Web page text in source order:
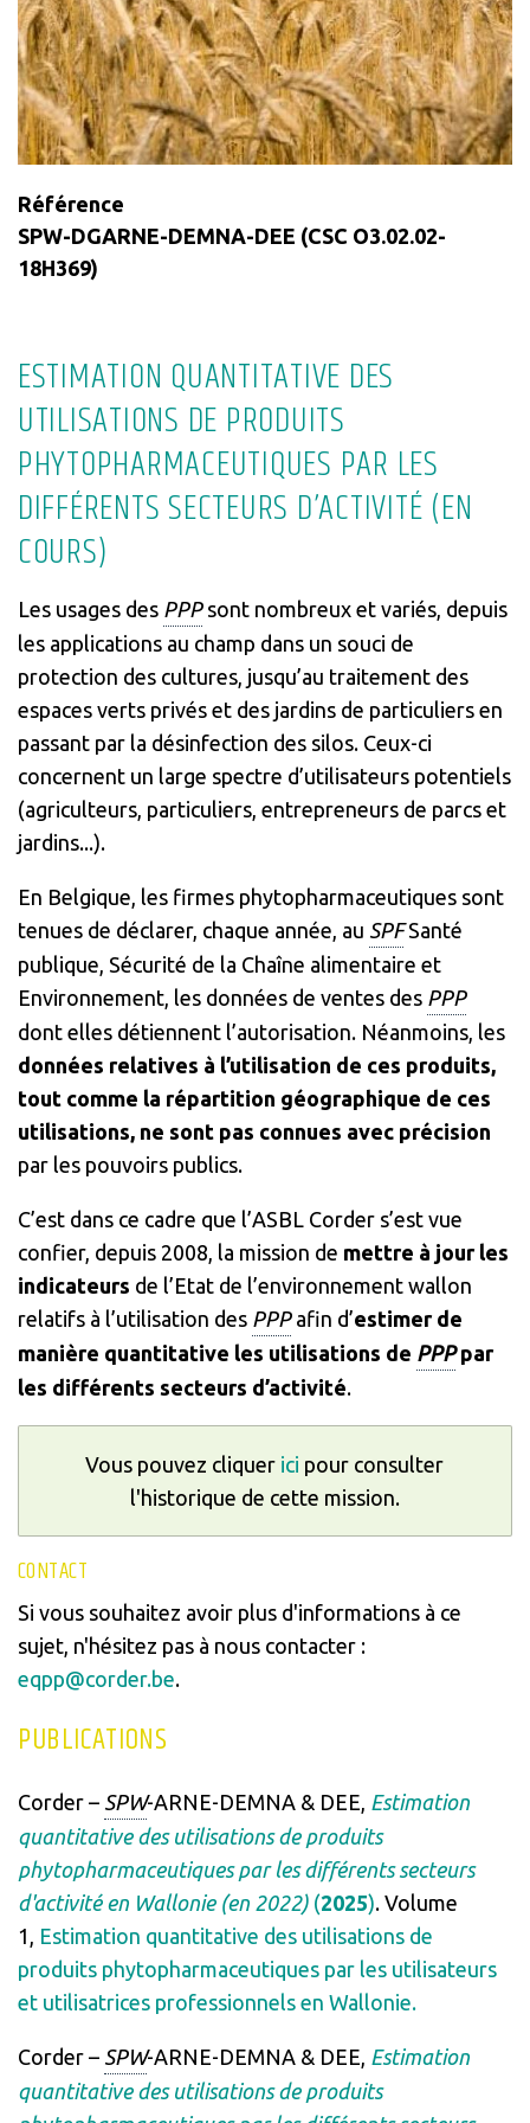
Référence
SPW-DGARNE-DEMNA-DEE (CSC O3.02.02-
18H369)
ESTIMATION QUANTITATIVE DES
UTILISATIONS DE PRODUITS
PHYTOPHARMACEUTIQUES PAR LES
DIFFÉRENTS SECTEURS D’ACTIVITÉ (EN
COURS)
Les usages des PPPsont nombreux et variés, depuis
les applications au champ dans un souci de
protection des cultures, jusqu’au traitement des
espaces verts privés et des jardins de particuliers en
passant par la désinfection des silos. Ceux-ci
concernent un large spectre d’utilisateurs potentiels
(agriculteurs, particuliers, entrepreneurs de parcs et
jardins...).
En Belgique, les firmes phytopharmaceutiques sont
tenues de déclarer, chaque année, au SPFSanté
publique, Sécurité de la Chaîne alimentaire et
Environnement, les données de ventes des PPP
dont elles détiennent l’autorisation. Néanmoins, les
données relatives à l’utilisation de ces produits,
tout comme la répartition géographique de ces
utilisations, ne sont pas connues avec précision
par les pouvoirs publics.
C’est dans ce cadre que l’ASBL Corder s’est vue
confier, depuis 2008, la mission de mettre à jour les
indicateurs de l’Etat de l’environnement wallon
relatifs à l’utilisation des PPPafin d’estimer de
manière quantitative les utilisations de PPPpar
les différents secteurs d’activité.
Vous pouvez cliquer ici pour consulter
l'historique de cette mission.
CONTACT
Si vous souhaitez avoir plus d'informations à ce
sujet, n'hésitez pas à nous contacter :
eqpp@corder.be.
PUBLICATIONS
Corder – SPW-ARNE-DEMNA & DEE, Estimation
quantitative des utilisations de produits
phytopharmaceutiques par les différents secteurs
d'activité en Wallonie (en 2022) (2025). Volume
1,
Estimation quantitative des utilisations de
produits phytopharmaceutiques par les utilisateurs
et utilisatrices professionnels en Wallonie.
Corder – SPW-ARNE-DEMNA & DEE, Estimation
quantitative des utilisations de produits